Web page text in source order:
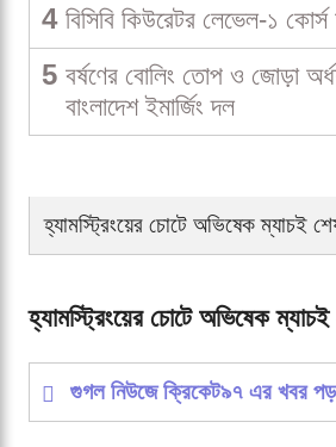
4 বিসিবি কিউরেটর লেভেল-১ কোর্স
5 বর্ষণের বোলিং তোপ ও জোড়া
বাংলাদেশ ইমার্জিং দল